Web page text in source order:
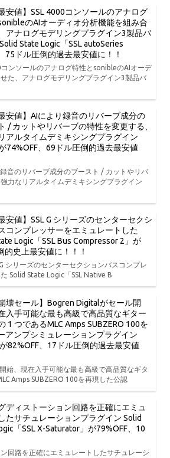
安値】SSL 4000コンソールのアナログ
のAIオーディオ分析機能を組み合
アナログモデリングプラグイン3製品バ
State Logic「SSL autoSeries
75ドル圧倒的過去最安値に！！
コンソールのアナログ特性とsonibleのAIオーデ
た、アナログモデリングプラグイン3製品バ
安値】AIにより録音のリバーブ成分の
/ カットやリバーブの特性を変更する、
アルタイムデミキシングプラグイン
74%OFF、69ドル圧倒的過去最安値
音のリバーブ成分のブースト / カットやリバ
力なリアルタイムデミキシングプラグイン
安値】SSL G シリーズのセンターセクシ
コンプレッサーをエミュレートした
Logic「SSL Bus Compressor 2」が
的史上最安値に！！！
シリーズのセンターセクションバスコンプレ
Solid State Logic「SSL Native B
壊セール】Bogren Digitalがセール開
入手可能な最も高級で高品質なギター
1 つであるMLC Amps SUBZERO 100を
アンプシミュレーションプラグイン
が82%OFF、17ドル圧倒的過去最安値
始、現在入手可能な最も高級で高品質なギタ
Amps SUBZERO 100を再現した公認
ディストーション回路を正確にエミュ
たサチュレーションプラグイン Solid
「SSL X-Saturator」が79%OFF、10
回路を正確にエミュレートしたサチュレーシ